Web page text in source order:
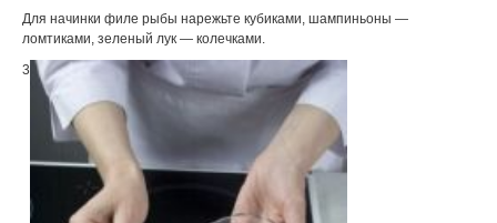
Для начинки филе рыбы нарежьте кубиками, шампиньоны —
ломтиками, зеленый лук — колечками.
3